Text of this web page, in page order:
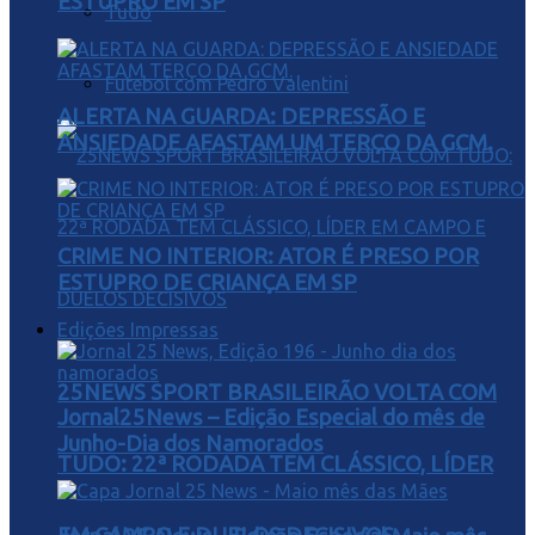
Tudo
Futebol com Pedro Valentini
25NEWS SPORT BRASILEIRÃO VOLTA COM
TUDO: 22ª RODADA TEM CLÁSSICO, LÍDER
ALERTA NA GUARDA: DEPRESSÃO E
ANSIEDADE AFASTAM UM TERÇO DA GCM.
CRIME NO INTERIOR: ATOR É PRESO POR
ESTUPRO DE CRIANÇA EM SP
Edições Impressas
Jornal25News – Edição Especial do mês de
Junho-Dia dos Namorados